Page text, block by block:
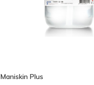
Maniskin Plus